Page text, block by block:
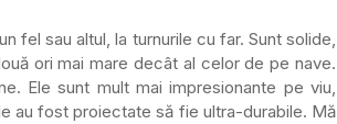
fel sau altul, la turnurile cu far. Sunt solide,
ori mai mare decât al celor de pe nave.
Ele sunt mult mai impresionante pe viu,
au fost proiectate să fie ultra-durabile. Mă